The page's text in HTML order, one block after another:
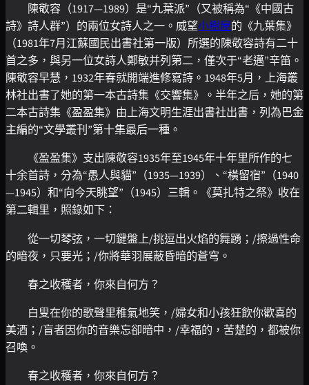
陳敬容（1917—1989）是“九葉派”（又被稱為“《中國古
詩》詩人群”）的兩位女詩人之一。威望小樹屋的《九葉集》
（1981年7月江蘇國民出書社第一版）所選的陳敬容詩有二十
首之多，與另一位女詩人鄭敏并列第二，僅次于“老邁”辛笛。
陳敬容早慧，1932年春就開端進修寫詩。1948年5月，上海叢
林社出書了她的第一本古詩集《交響集》。半年之后，她的第
二本古詩集《盈盈集》由上海文明生涯出書社出書，列為巴金
主編的“文學叢刊”第十集最后一種。
《盈盈集》支出陳敬容1935年至1945年十年里所作的七
十余首詩，分為“愚人與貓”（1935—1939）、“橫留宿”（1940
—1945）和“向今天眺望”（1945）三輯。《莫扎特之祭》收在
第二輯里，照錄如下：
從一切琴弦，一切鍵盤上/挑逗出火焰的舞踴；/擦過性命
的暗夜，只要光；/你將華羽展蔽昏暗的蒼穹。
春之收穫者，你來自何方？
白叟在你的歌聲里稚氣地笑，/婦女和小孩狂飲你歡喜的
美酒；/盲者因你的音樂忘卻暗中，/幸福的，苦楚的，都被你
召喚。
春之收穫者，你來自何方？